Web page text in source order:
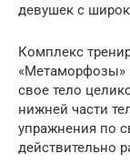
девушек с
Комплекс
«Метаморфозы»
свое тело
нижней части
упражнения по
действительно